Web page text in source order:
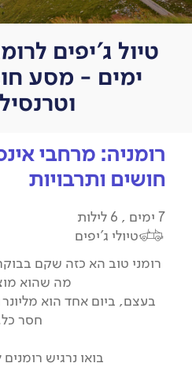
ימים - מסע
רומניה: מרחבי
חושים ותרבויות
7 ימים , 6 לילות
טיולי ג'יפים
רומני טוב הא כזה שקם
מה שהוא
בעצם, ביום אחד הוא מליונר
חסר
בואו נרגיש